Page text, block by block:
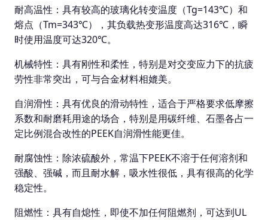
耐高温性：具有较高的玻璃化转变温度（Tg=143℃）和
熔点（Tm=343℃），其负载热变形温度高达316℃，瞬
时使用温度可达320℃。
机械特性：具有刚性和柔性，特别是对交变应力下的抗疲
劳性非常突出，可与合金材料相媲美。
自润滑性：具有优良的滑动特性，适合于严格要求低摩擦
系数和耐磨耗用途的场合，特别是用碳纤维、石墨各占一
定比例混合改性的PEEK自润滑性能更佳。
耐腐蚀性：除浓硫酸外，常温下PEEK不溶于任何溶剂和
强酸、强碱，而且耐水解，吸水性很低，具有很高的化学
稳定性。
阻燃性：具有自熄性，即使不加任何阻燃剂，可达到UL